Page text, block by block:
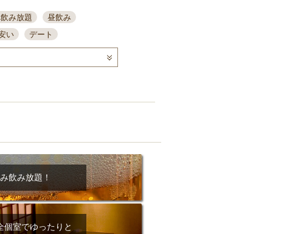
み放題
昼飲み
い
デート
念日 泡盛
喫煙可
大部屋30名
カウンター
クーポン
結納・顔会わせ
全面禁煙
肉
洋食
飲み放題！
個室でゆったりと